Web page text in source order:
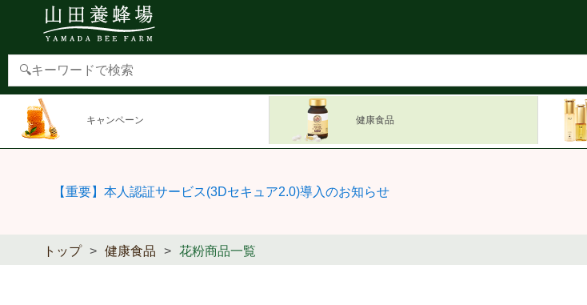
キャンペーン 健康食品
【重要】本人認証サービス(3Dセキュア2.0)導入のお知らせ
トップ 健康食品 花粉商品一覧